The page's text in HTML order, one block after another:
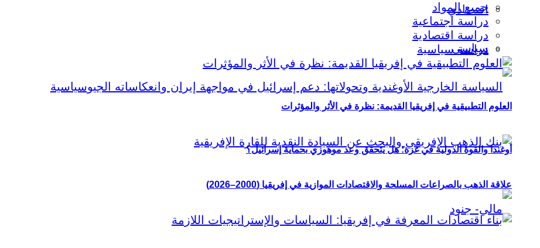
اقتصادي
سياسي
أوغندا والقوة الدولية في غزة: هل يتحقق وعد موهوزي بحماية إسرائيل؟
جميع المواد
دراسة اجتماعية
دراسة اقتصادية
دراسة سياسية
العلوم التطبيقية في إفريقيا القديمة: نظرة في الأثر والمؤثرات
علاقة الذهب بالصراعات المسلحة والاقتصادات الموازية في إفريقيا (2000–2026)